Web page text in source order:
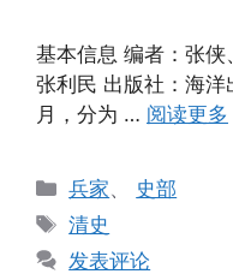
基本信息 编者：张侠
张利民 出版社：海
月，分为 … 阅读更多
分
类
兵家、 史部
标
签
清史
发表评论